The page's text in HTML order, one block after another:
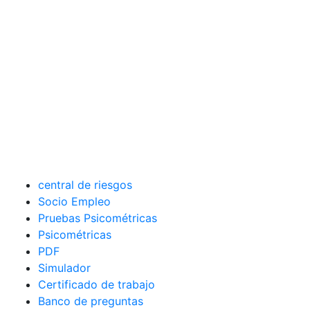
central de riesgos
Socio Empleo
Pruebas Psicométricas
Psicométricas
PDF
Simulador
Certificado de trabajo
Banco de preguntas